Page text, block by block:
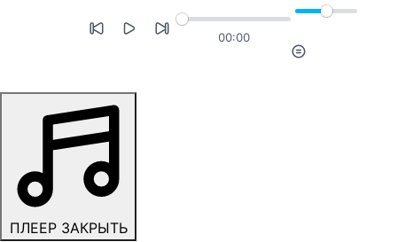
00:00
ПЛЕЕР ЗАКРЫТЬ